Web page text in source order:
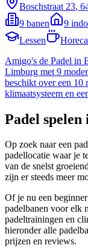
Boschstraat 23,
9 banen 9
Lessen
Horeca
Amigo's de Padel in
Limburg met 9
beschikt over een 10
klimaatsysteem en
Padel spelen
Op zoek naar een
padellocatie waar je
van de snelst
zijn er steeds meer
Of je nu een
padelbanen voor elk
padeltrainingen en
hieronder alle
prijzen en reviews.